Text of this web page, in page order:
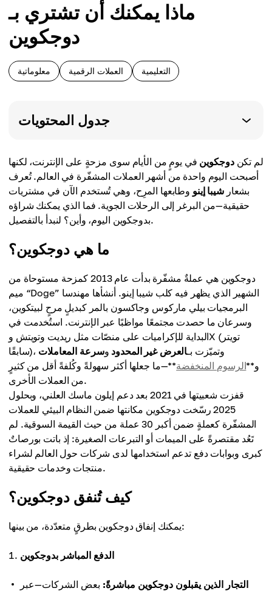
ماذا يمكنك أن تشتري بـ
دوجكوين
معلوماتية العملات الرقمية التعليمية
جدول المحتويات
لم تكندوجكوين في يومٍ من الأيام سوى مزحةٍ على الإنترنت، لكنها
أصبحت اليوم واحدة من أشهر العملات المشفّرة في العالم. تُعرف
بشعارشيبا إينو وطابعها المرِح، وهي تُستخدم الآن في مشتريات
حقيقية—من البرغر إلى الرحلات الجوية. فما الذي يمكنك شراؤه
بدوجكوين اليوم، وأين؟ لنبدأ بالتفصيل.
ما هي دوجكوين؟
دوجكوين هي عملةٌ مشفّرة بدأت عام 2013 كمزحة مستوحاة من
ميم “Doge” الشهير الذي يظهر فيه كلب شيبا إينو. أنشأها مهندسا
البرمجيات بيلي ماركوس وجاكسون بالمر كبديلٍ مرحٍ لبيتكوين،
وسرعان ما حصدت مجتمعًا مواظبًا عبر الإنترنت. استُخدمت في
البداية للإكراميات على منصّات مثل ريديت وتويتش وX (تويتر
سابقًا)، وتميّزت بـالعرض غير المحدود وسرعة المعاملات
و**الرسوم المنخفضة**—ما جعلها أكثر سهولةً وكُلفةً أقل من كثيرٍ
من العملات الأخرى.
قفزت شعبيتها في 2021 بعد دعم إيلون ماسك العلني، وبحلول
2025 رسّخت دوجكوين مكانتها ضمن النظام البيئي للعملات
المشفّرة كعملةٍ ضمن أكبر 30 عملة من حيث القيمة السوقية. لم
تَعُد مقتصرةً على الميمات أو التبرعات الصغيرة: إذ باتت بورصاتٌ
كبرى وبوابات دفع تدعم استخدامها لدى شركات حول العالم لشراء
منتجات وخدمات حقيقية.
كيف تُنفق دوجكوين؟
يمكنك إنفاق دوجكوين بطرقٍ متعدّدة، من بينها:
الدفع المباشر بدوجكوين
التجار الذين يقبلون دوجكوين مباشرةً: بعض الشركات—عبر